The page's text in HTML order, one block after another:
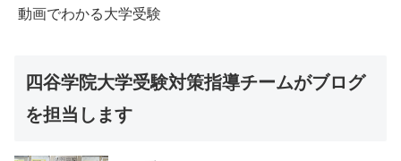
動画でわかる大学受験
四谷学院大学受験対策指導チームがブログ
を担当します